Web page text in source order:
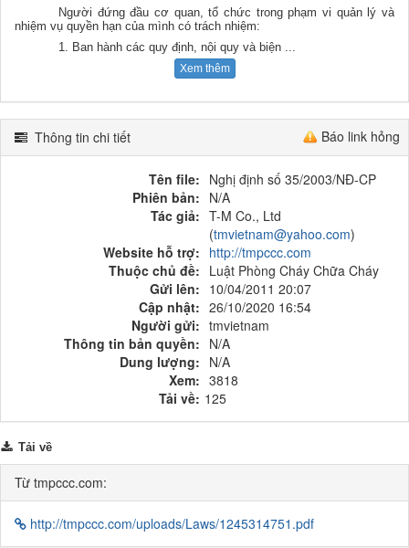
Người đứng đầu cơ quan, tổ chức trong phạm vi quản lý và
nhiệm vụ quyền hạn của mình có trách nhiệm:
1. Ban hành các quy định, nội quy và biện ...
Xem thêm
Báo link hỏng
Thông tin chi tiết
Tên file: Nghị định số 35/2003/NĐ-CP
Phiên bản: N/A
Tác giả: T-M Co., Ltd
(tmvietnam@yahoo.com)
Website hỗ trợ: http://tmpccc.com
Thuộc chủ đề: Luật Phòng Cháy Chữa Cháy
Gửi lên: 10/04/2011 20:07
Cập nhật: 26/10/2020 16:54
Người gửi: tmvietnam
Thông tin bản quyền: N/A
Dung lượng: N/A
Xem: 3818
Tải về: 125
Tải về
Từ tmpccc.com:
http://tmpccc.com/uploads/Laws/1245314751.pdf